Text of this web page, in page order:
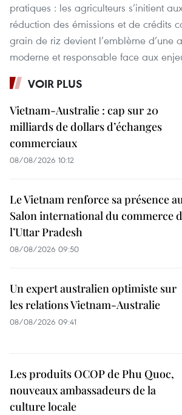
pratiques : les agriculteurs s’initient
réduction des émissions et de crédits
grain de riz devient l’emblème d’une
moderne et responsable face aux
VOIR PLUS
Vietnam-Australie : cap sur 20
milliards de dollars d’échanges
commerciaux
08/08/2026 10:12
Le Vietnam renforce sa présence
Salon international du commerce
l’Uttar Pradesh
08/08/2026 09:50
Un expert australien optimiste sur
les relations Vietnam-Australie
08/08/2026 09:41
Les produits OCOP de Phu Quoc,
nouveaux ambassadeurs de la
culture locale